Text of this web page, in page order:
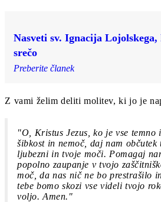
Nasveti sv. Ignacija
srečo
Preberite članek
Z vami želim deliti molitev, ki jo je
"O, Kristus Jezus, ko je vse temno
šibkost in nemoč, daj nam
ljubezni in tvoje moči. Pomagaj
popolno zaupanje v tvojo
moč, da nas nič ne bo prestrašilo
tebe bomo skozi vse videli tvojo
voljo. Amen."